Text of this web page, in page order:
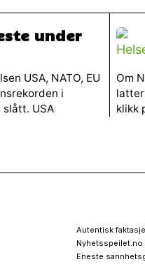
under
USA, NATO, EU
i
USA
Om
klikk
Autentisk
Nyhetsspeilet.no
Eneste